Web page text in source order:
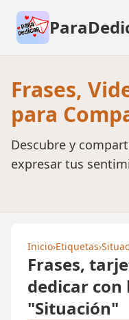
Frases,
para
Descubre y
expresar tus
Inicio›Etiquetas›
Frases,
dedicar
"Situación"